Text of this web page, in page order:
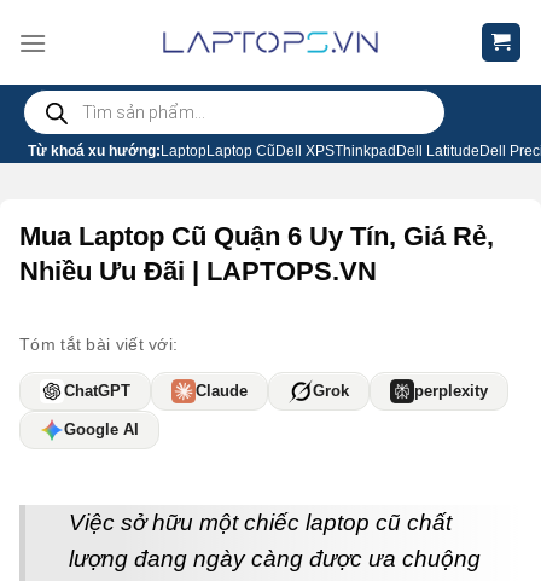
đến
dungTìm
kiếm
sản
phẩm
Từ khoá xu hướng: LaptopLaptop Cũ Dell XPSThinkpad Dell Latitude Dell
Mua Laptop Cũ Quận 6 Uy Tín, Giá Rẻ,
Nhiều Ưu Đãi | LAPTOPS.VN
Tóm tắt bài viết với:
ChatGPT Claude Grok perplexity
Google AI
Việc sở hữu một chiếc laptop cũ chất
lượng đang ngày càng được ưa chuộng